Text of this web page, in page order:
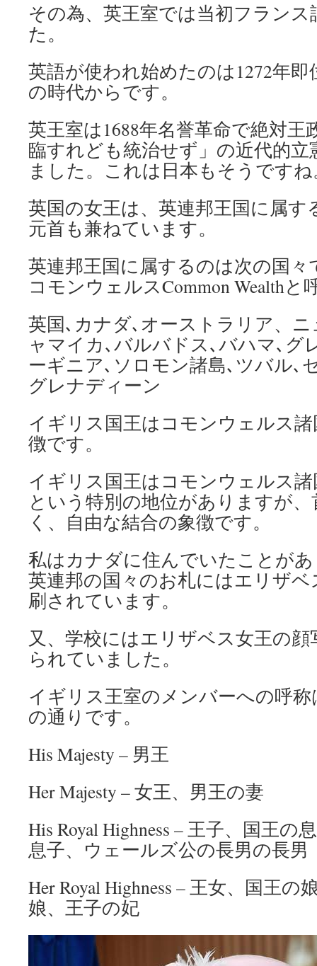
その為、英王室では当初フラン
た。
英語が使われ始めたのは1272年
の時代からです。
英王室は1688年名誉革命で絶対
臨すれども統治せず」の近代的
ました。これは日本もそうです
英国の女王は、英連邦王国に属す
元首も兼ねています。
英連邦王国に属するのは次の国
コモンウェルスCommon Wealth
英国､カナダ､オーストラリア、
ャマイカ､バルバドス､バハマ､グ
ーギニア､ソロモン諸島､ツバル､
グレナディーン
イギリス国王はコモンウェルス
徴です。
イギリス国王はコモンウェルス
という特別の地位がありますが
く、自由な結合の象徴です。
私はカナダに住んでいたことが
英連邦の国々のお札にはエリザ
刷されています。
又、学校にはエリザベス女王の
られていました。
イギリス王室のメンバーへの呼
の通りです。
His Majesty – 男王
Her Majesty – 女王、男王の妻
His Royal Highness – 王子、国王の
息子、ウェールズ公の長男の長男
Her Royal Highness – 王女、国王の
娘、王子の妃